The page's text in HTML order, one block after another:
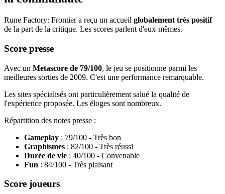
Rune Factory: Frontier a reçu un accueil globalement très positif
de la part de la critique. Les scores parlent d'eux-mêmes.
Score presse
Avec un Metascore de 79/100, le jeu se positionne parmi les
meilleures sorties de 2009. C'est une performance remarquable.
Les sites spécialisés ont particulièrement salué la qualité de
l'expérience proposée. Les éloges sont nombreux.
Répartition des notes presse :
Gameplay : 79/100 - Très bon
Graphismes : 82/100 - Très réussi
Durée de vie : 40/100 - Convenable
Fun : 84/100 - Très plaisant
Score joueurs